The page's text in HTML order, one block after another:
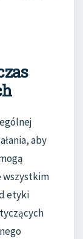
aby
wszystkim
etyki